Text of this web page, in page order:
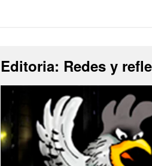
Editoria: Redes y